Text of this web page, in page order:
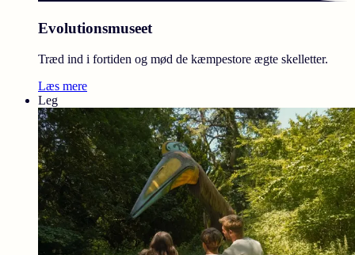
Evolutionsmuseet
Træd ind i fortiden og mød de kæmpestore ægte skelletter.
Læs mere
Leg